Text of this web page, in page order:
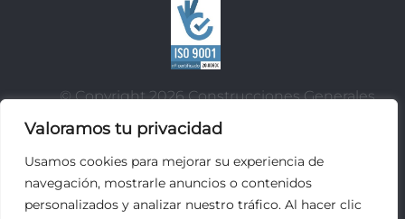
Valoramos tu privacidad
Usamos cookies para mejorar su experiencia de
navegación, mostrarle anuncios o contenidos
personalizados y analizar nuestro tráfico. Al hacer clic
© Copyright2026 Construcciones Generales
Ruiz, S.L.
97850549
Política de Calidad